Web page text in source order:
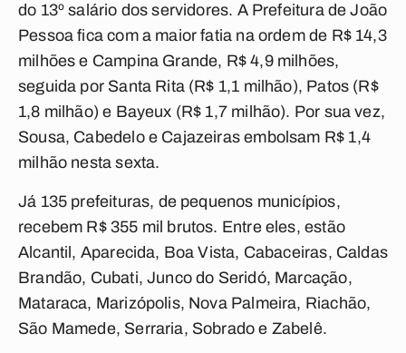
do 13º salário dos servidores. A Prefeitura de João
Pessoa fica com a maior fatia na ordem de R$ 14,3
milhões e Campina Grande, R$ 4,9 milhões,
seguida por Santa Rita (R$ 1,1 milhão), Patos (R$
1,8 milhão) e Bayeux (R$ 1,7 milhão). Por sua vez,
Sousa, Cabedelo e Cajazeiras embolsam R$ 1,4
milhão nesta sexta.
Já 135 prefeituras, de pequenos municípios,
recebem R$ 355 mil brutos. Entre eles, estão
Alcantil, Aparecida, Boa Vista, Cabaceiras, Caldas
Brandão, Cubati, Junco do Seridó, Marcação,
Mataraca, Marizópolis, Nova Palmeira, Riachão,
São Mamede, Serraria, Sobrado e Zabelê.